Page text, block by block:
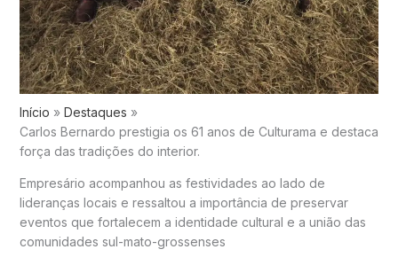
Início
Destaques
Carlos Bernardo prestigia os 61 anos de Culturama e destaca
força das tradições do interior.
Empresário acompanhou as festividades ao lado de
lideranças locais e ressaltou a importância de preservar
eventos que fortalecem a identidade cultural e a união das
comunidades sul-mato-grossenses